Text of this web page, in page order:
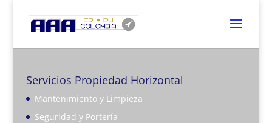
Servicios Propiedad Horizontal
Mantenimiento y Limpieza
Seguridad y Portería